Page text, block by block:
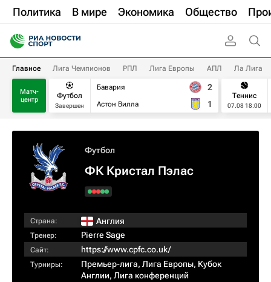
Политика В мире Экономика Общество
Главное Лига Чемпионов РПЛ Лига Европы АПЛ Ла Лига
Матч-
центр
Футбол
Завершен
Бавария
Астон Вилла
2
1
Теннис
07.08 18:00
Футбол
ФК Кристал Пэлас
Страна: Англия
Тренер: Pierre Sage
Сайт: https://www.cpfc.co.uk/
Турниры: Премьер-лига, Лига Европы, Кубок
Англии, Лига конференций